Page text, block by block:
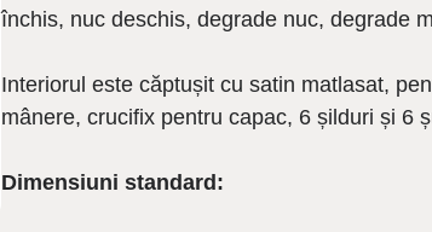
închis, nuc deschis, degrade nuc, degrade
Interiorul este căptușit cu satin matlasat,
mânere, crucifix pentru capac, 6 șilduri și 6
Dimensiuni standard: